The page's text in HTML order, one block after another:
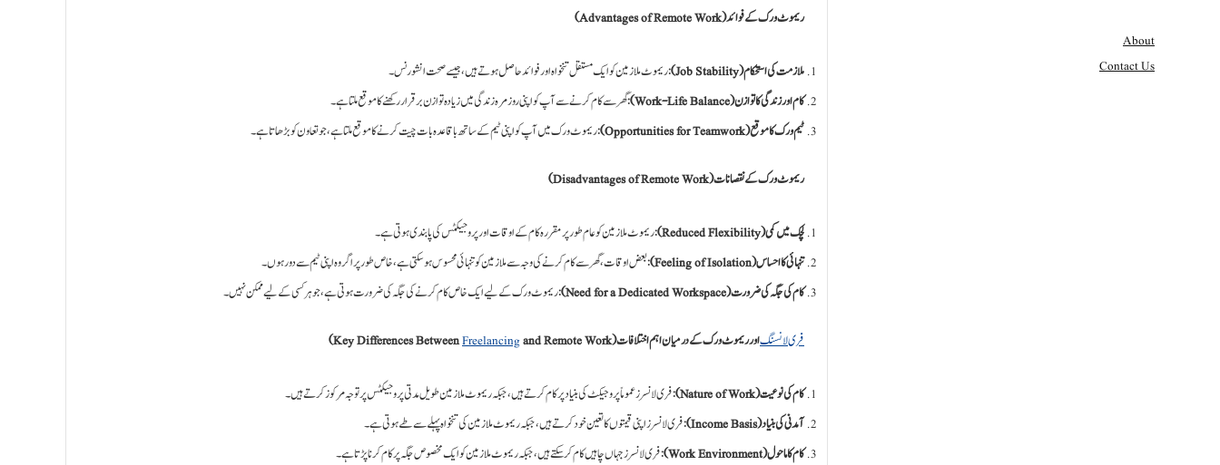
ریموٹ ورک کے فوائد (Advantages of Remote Work)
ملازمت کی استحکام (Job Stability)
: ریموٹ ملازمین کو ایک مستقل تنخواہ اور فوائد حاصل ہوتے ہیں، جیسے صحت انشورنس۔
کام اور زندگی کا توازن (Work-Life Balance)
: گھر سے کام کرنے سے آپ کو اپنی روزمرہ زندگی میں زیادہ توازن برقرار رکھنے کا موقع ملتا ہے۔
ٹیم ورک کا موقع (Opportunities for Teamwork)
: ریموٹ ورک میں آپ کو اپنی ٹیم کے ساتھ باقاعدہ بات چیت کرنے کا موقع ملتا ہے، جو تعاون کو بڑھاتا ہے۔
ریموٹ ورک کے نقصانات (Disadvantages of Remote Work)
لچک میں کمی (Reduced Flexibility)
: ریموٹ ملازمین کو عام طور پر مقررہ کام کے اوقات اور پروجیکٹس کی پابندی ہوتی ہے۔
تنہائی کا احساس (Feeling of Isolation)
: بعض اوقات، گھر سے کام کرنے کی وجہ سے ملازمین کو تنہائی محسوس ہو سکتی ہے، خاص طور پر اگر وہ اپنی ٹیم سے دور ہوں۔
کام کی جگہ کی ضرورت (Need for a Dedicated Workspace)
: ریموٹ ورک کے لیے ایک خاص کام کرنے کی جگہ کی ضرورت ہوتی ہے، جو ہر کسی کے لیے ممکن نہیں۔
فری لانسنگاور ریموٹ ورک کے درمیان اہم اختلافات (Key Differences Between Freelancingand Remote Work)
کام کی نوعیت (Nature of Work)
: فری لانسرز عموماً پروجیکٹ کی بنیاد پر کام کرتے ہیں، جبکہ ریموٹ ملازمین طویل مدتی پروجیکٹس پر توجہ مرکوز کرتے ہیں۔
آمدنی کی بنیاد (Income Basis)
: فری لانسرز اپنی قیمتوں کا تعین خود کرتے ہیں، جبکہ ریموٹ ملازمین کی تنخواہ پہلے سے طے ہوتی ہے۔
کام کا ماحول (Work Environment)
: فری لانسرز جہاں چاہیں کام کر سکتے ہیں، جبکہ ریموٹ ملازمین کو ایک مخصوص جگہ پر کام کرنا پڑتا ہے۔
About
Contact Us